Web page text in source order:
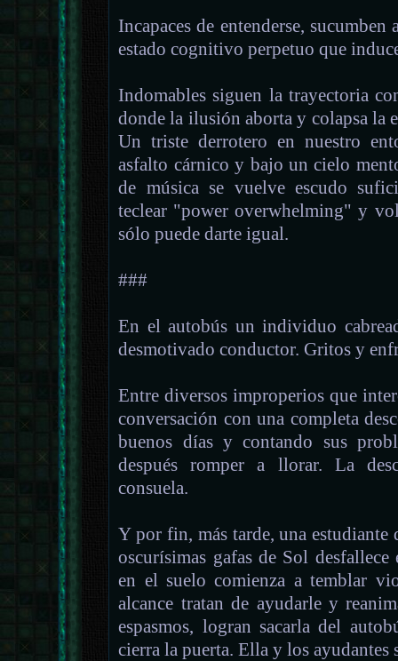
Incapaces de entenderse,
estado cognitivo perpetuo que
Indomables siguen la trayectoria
donde la ilusión aborta y colapsa la
Un triste derrotero en nuestro
asfalto cárnico y bajo un cielo
de música se vuelve escudo
teclear "power overwhelming" y
sólo puede darte igual.
###
En el autobús un individuo
desmotivado conductor. Gritos y
Entre diversos improperios que
conversación con una completa
buenos días y contando sus
después romper a llorar. La
consuela.
Y por fin, más tarde, una estudiante
oscurísimas gafas de Sol
en el suelo comienza a temblar
alcance tratan de ayudarle y
espasmos, logran sacarla del
cierra la puerta. Ella y los ayudantes